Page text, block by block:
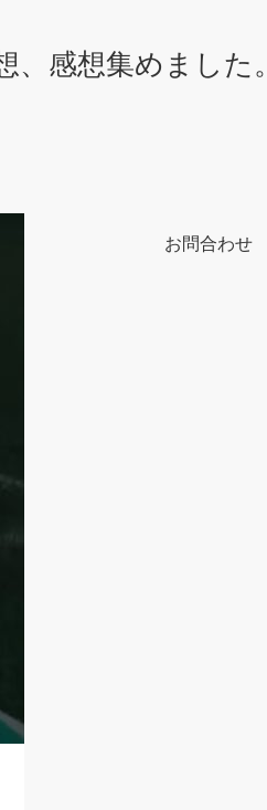
感想集めました。
お問合わせ